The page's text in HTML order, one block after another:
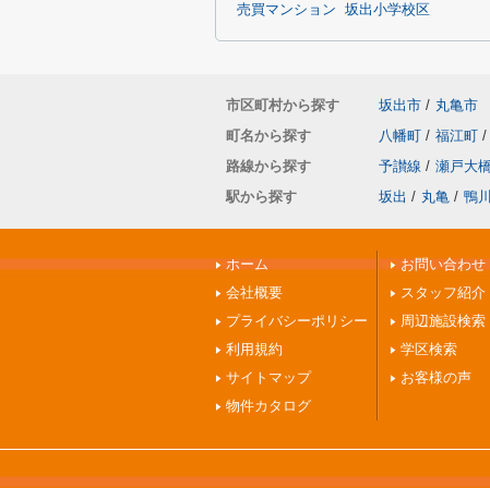
売買マンション 坂出小学校区
市区町村から探す 坂出市 / 丸亀市
町名から探す
八幡町 / 福江町 /
路線から探す
予讃線 / 瀬戸大
駅から探す
坂出 / 丸亀 / 鴨川
ホーム
会社概要
プライバシーポリシー
利用規約
サイトマップ
物件カタログ
お問い合わせ
スタッフ紹介
周辺施設検索
学区検索
お客様の声